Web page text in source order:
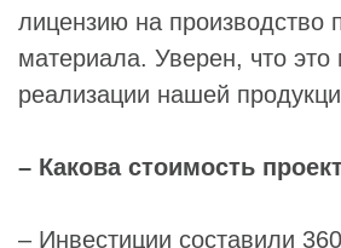
лицензию на производство
материала. Уверен, что это
реализации нашей
– Какова стоимость
– Инвестиции составили